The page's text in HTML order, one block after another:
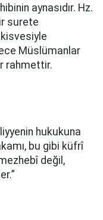
aynasıdır. Hz.
surete
Müslümanlar
rahmettir.
hukukuna
bu gibi küfrî
değil,